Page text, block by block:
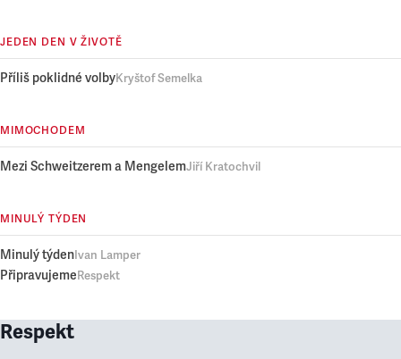
JEDEN DEN V ŽIVOTĚ
Příliš poklidné volbyKryštof Semelka
MIMOCHODEM
Mezi Schweitzerem a MengelemJiří Kratochvil
MINULÝ TÝDEN
Minulý týden Ivan Lamper
PřipravujemeRespekt
Respekt